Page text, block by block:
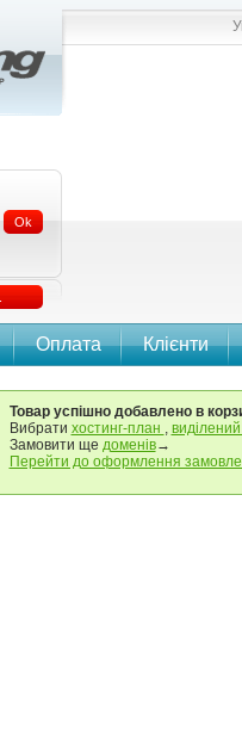
Ok
Оплата Клієнти
Товар успішно добавлено в
Вибрати хостинг-план ,
Замовити ще доменів→
Перейти до оформлення